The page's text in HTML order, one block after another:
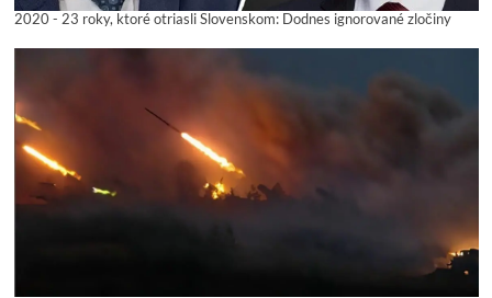
2020 - 23 roky, ktoré otriasli Slovenskom: Dodnes ignorované zločiny